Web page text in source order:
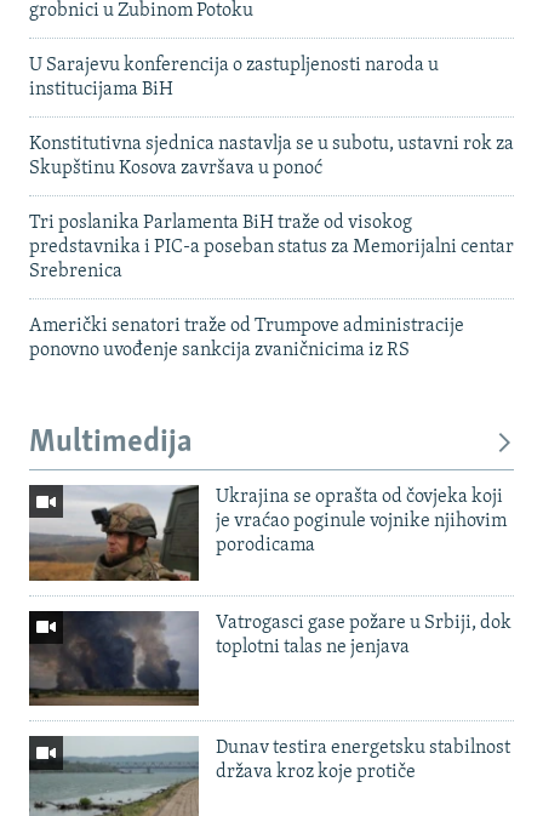
grobnici u Zubinom Potoku
U Sarajevu konferencija o zastupljenosti naroda u
institucijama BiH
Konstitutivna sjednica nastavlja se u subotu, ustavni rok za
Skupštinu Kosova završava u ponoć
Tri poslanika Parlamenta BiH traže od visokog
predstavnika i PIC-a poseban status za Memorijalni centar
Srebrenica
Američki senatori traže od Trumpove administracije
ponovno uvođenje sankcija zvaničnicima iz RS
Multimedija
Ukrajina se oprašta od čovjeka koji
je vraćao poginule vojnike njihovim
porodicama
Vatrogasci gase požare u Srbiji, dok
toplotni talas ne jenjava
Dunav testira energetsku stabilnost
država kroz koje protiče